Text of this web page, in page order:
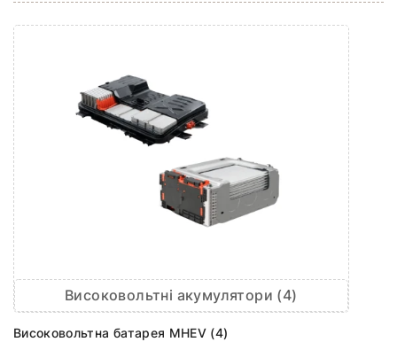
Високовольтні акумулятори (4)
Високовольтна батарея MHEV (4)